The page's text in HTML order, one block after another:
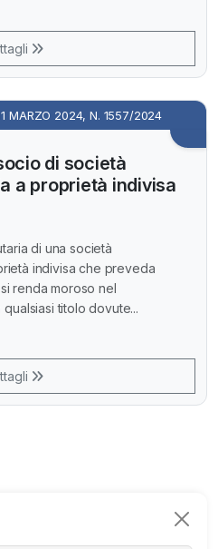
MARZO 2024, N. 1557/2024
di società
a proprietà indivisa
di una società
indivisa che preveda
renda moroso nel
titolo dovute...